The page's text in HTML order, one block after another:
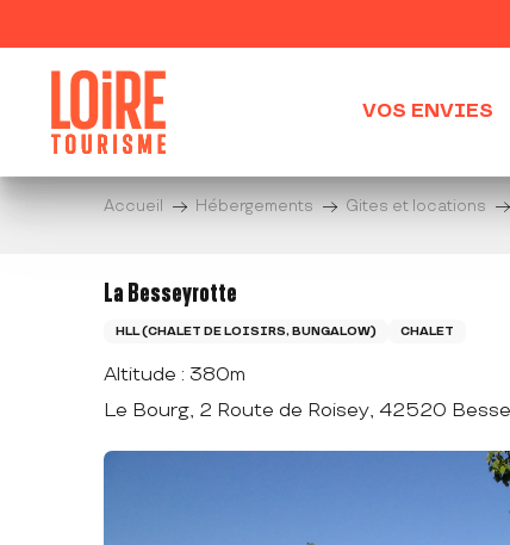
au
contenu
VOS ENVIES
Accueil Hébergements Gites et locations
La Besseyrotte
HLL (CHALET DE LOISIRS, BUNGALOW) CHALET
Altitude : 380m
Le Bourg, 2 Route de Roisey, 42520